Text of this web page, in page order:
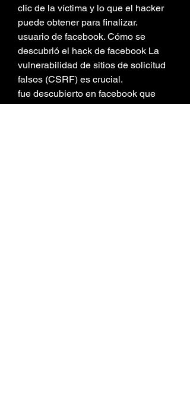
clic de la víctima y lo que el hacker
puede obtener para finalizar.
usuario de facebook. Cómo se
descubrió el hack de facebook La
vulnerabilidad de sitios de solicitud
falsos (CSRF) es crucial.
fue descubierto en facebook que
permite an un atacante tomar el